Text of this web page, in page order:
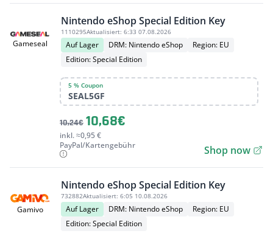
Gameseal
Nintendo eShop Special Edition Key
1110295Aktualisiert: 6:33 07.08.2026
Auf Lager DRM: Nintendo eShop
Region: EU
Edition: Special Edition
5 % Coupon
SEAL5GF
10,24€ 10,68€
inkl. ≈0,95 €
PayPal/Kartengebühr
Shop now
Gamivo
Nintendo eShop Special Edition Key
732882Aktualisiert: 6:05 10.08.2026
Auf Lager DRM: Nintendo eShop
Region: EU
Edition: Special Edition